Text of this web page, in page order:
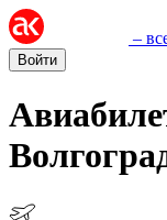
–
Войти